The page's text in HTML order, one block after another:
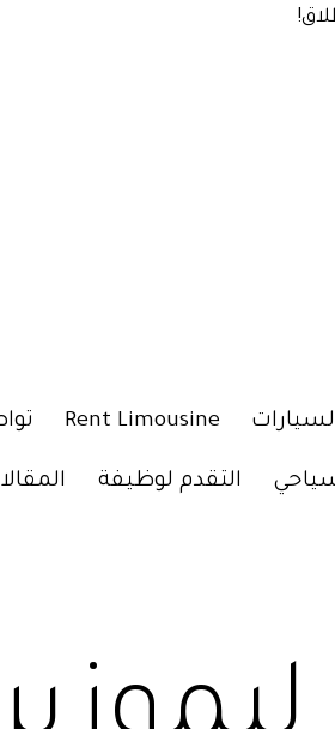
Rent Limousine
التقدم لوظيفة